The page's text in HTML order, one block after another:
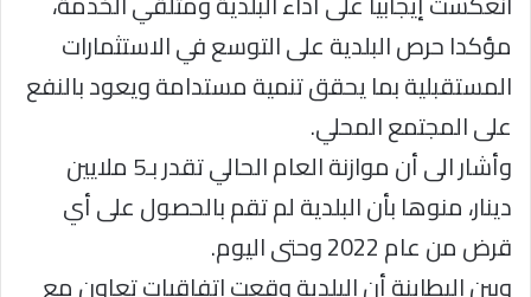
مؤكدا حرص البلدية على التوسع في الاستثمارات
المستقبلية بما يحقق تنمية مستدامة ويعود بالنفع
على المجتمع المحلي.
وأشار الى أن موازنة العام الحالي تقدر بـ5 ملايين
دينار، منوها بأن البلدية لم تقم بالحصول على أي
قرض من عام 2022 وحتى اليوم.
وبين البطاينة أن البلدية وقعت اتفاقيات تعاون مع